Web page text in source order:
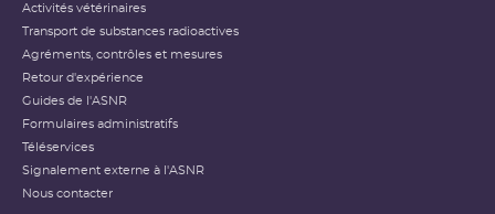
Activités vétérinaires
Transport de substances radioactives
Agréments, contrôles et mesures
Retour d'expérience
Guides de l'ASNR
Formulaires administratifs
Téléservices
Signalement externe à l'ASNR
Nous contacter